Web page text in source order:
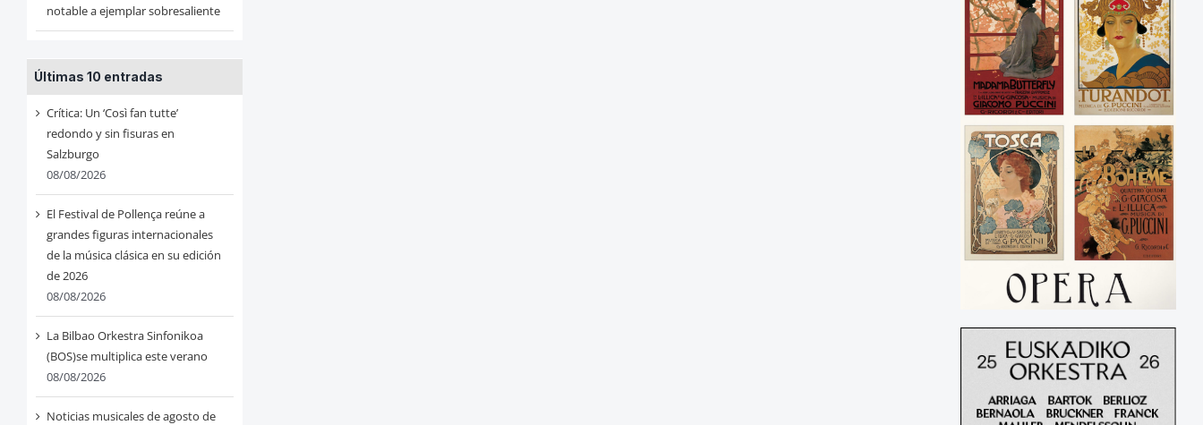
notable a ejemplar sobresaliente
Últimas 10 entradas
Crítica: Un ‘Così fan tutte’
redondo y sin fisuras en
Salzburgo
08/08/2026
El Festival de Pollença reúne a
grandes figuras internacionales
de la música clásica en su edición
de 2026
08/08/2026
La Bilbao Orkestra Sinfonikoa
(BOS)se multiplica este verano
08/08/2026
Noticias musicales de agosto de